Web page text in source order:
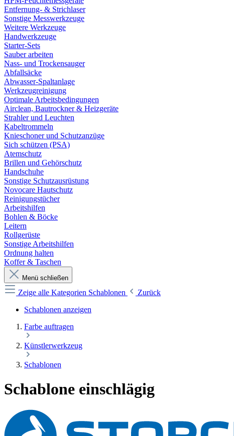
Entfernung- & Strichlaser
Sonstige Messwerkzeuge
Weitere Werkzeuge
Handwerkzeuge
Starter-Sets
Sauber arbeiten
Nass- und Trockensauger
Abfallsäcke
Abwasser-Spaltanlage
Werkzeugreinigung
Optimale Arbeitsbedingungen
Airclean, Bautrockner & Heizgeräte
Strahler und Leuchten
Kabeltrommeln
Knieschoner und Schutzanzüge
Sich schützen (PSA)
Atemschutz
Brillen und Gehörschutz
Handschuhe
Sonstige Schutzausrüstung
Novocare Hautschutz
Reinigungstücher
Arbeitshilfen
Bohlen & Böcke
Leitern
Rollgerüste
Sonstige Arbeitshilfen
Ordnung halten
Koffer & Taschen
Menü schließen
Zeige alle Kategorien Schablonen
Zurück
Schablonen anzeigen
Farbe auftragen
Künstlerwerkzeug
Schablonen
Schablone einschlägig